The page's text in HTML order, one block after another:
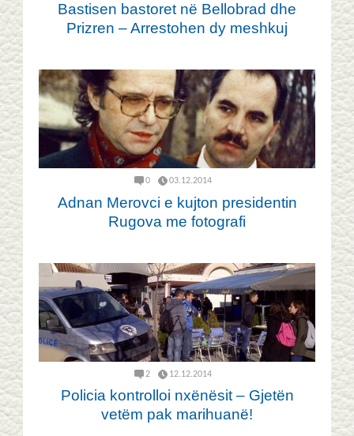
Bastisen bastoret në Bellobrad dhe
Prizren – Arrestohen dy meshkuj
0 03.12.2014
Adnan Merovci e kujton presidentin
Rugova me fotografi
2 12.12.2014
Policia kontrolloi nxënësit – Gjetën
vetëm pak marihuanë!